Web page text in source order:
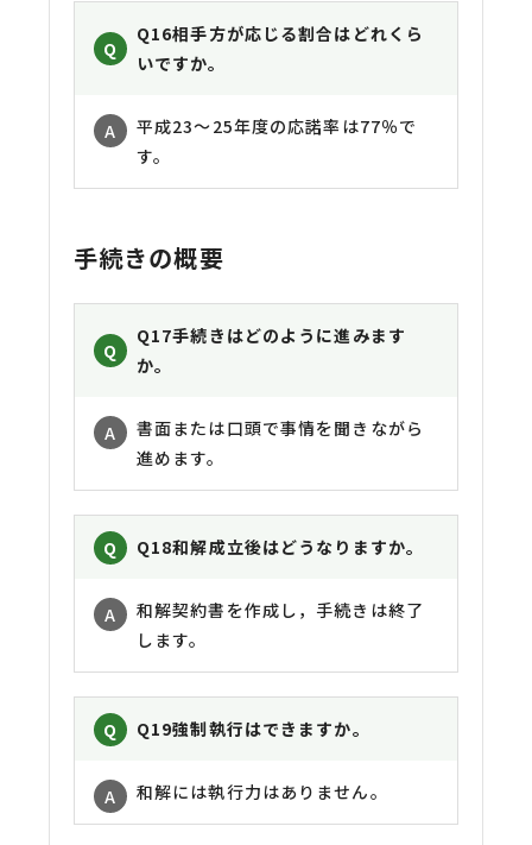
Q16相手方が応じる割合はどれくら
いですか。
平成23〜25年度の応諾率は77％で
す。
手続きの概要
Q17手続きはどのように進みます
か。
書面または口頭で事情を聞きながら
進めます。
Q18和解成立後はどうなりますか。
和解契約書を作成し，手続きは終了
します。
Q19強制執行はできますか。
和解には執行力はありません。